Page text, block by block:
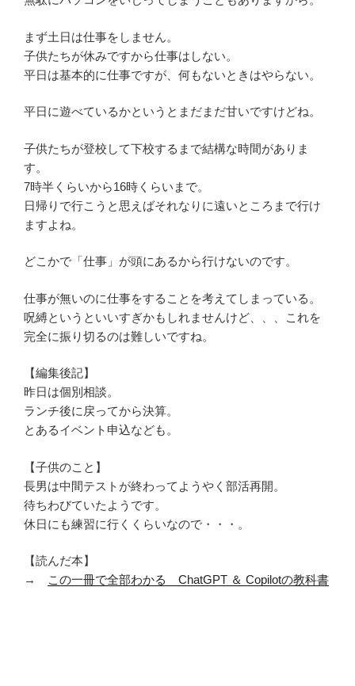
まず土日は仕事をしません。
子供たちが休みですから仕事はしない。
平日は基本的に仕事ですが、何もないときはやらない。
平日に遊べているかというとまだまだ甘いですけどね。
子供たちが登校して下校するまで結構な時間がありま
す。
7時半くらいから16時くらいまで。
日帰りで行こうと思えばそれなりに遠いところまで行け
ますよね。
どこかで「仕事」が頭にあるから行けないのです。
仕事が無いのに仕事をすることを考えてしまっている。
呪縛というといいすぎかもしれませんけど、、、これを
完全に振り切るのは難しいですね。
【編集後記】
昨日は個別相談。
ランチ後に戻ってから決算。
とあるイベント申込なども。
【子供のこと】
長男は中間テストが終わってようやく部活再開。
待ちわびていたようです。
休日にも練習に行くくらいなので・・・。
【読んだ本】
→
この一冊で全部わかる ChatGPT ＆ Copilotの教科書